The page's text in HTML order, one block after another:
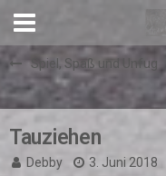
Spiel, Spaß und Unfug
Tauziehen
Debby 3. Juni 2018